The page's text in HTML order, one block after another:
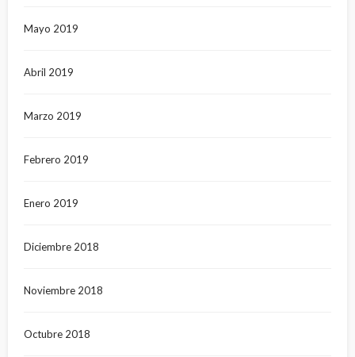
Mayo 2019
Abril 2019
Marzo 2019
Febrero 2019
Enero 2019
Diciembre 2018
Noviembre 2018
Octubre 2018